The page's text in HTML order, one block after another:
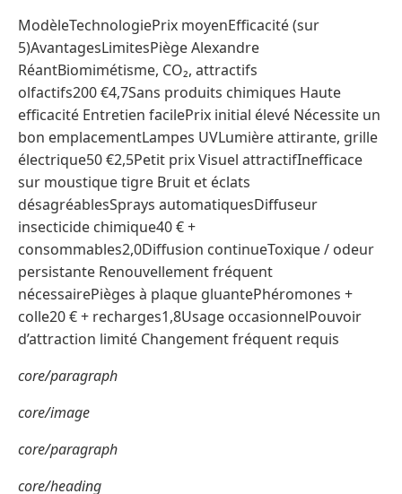
ModèleTechnologiePrix moyenEfficacité (sur
5)AvantagesLimitesPiège Alexandre
RéantBiomimétisme, CO₂, attractifs
olfactifs200 €4,7Sans produits chimiques Haute
efficacité Entretien facilePrix initial élevé Nécessite un
bon emplacementLampes UVLumière attirante, grille
électrique50 €2,5Petit prix Visuel attractifInefficace
sur moustique tigre Bruit et éclats
désagréablesSprays automatiquesDiffuseur
insecticide chimique40 € +
consommables2,0Diffusion continueToxique / odeur
persistante Renouvellement fréquent
nécessairePièges à plaque gluantePhéromones +
colle20 € + recharges1,8Usage occasionnelPouvoir
d’attraction limité Changement fréquent requis
core/paragraph
core/image
core/paragraph
core/heading